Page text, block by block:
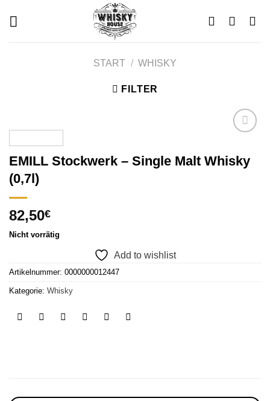
START / WHISKY
FILTER
Add to
EMILL Stockwerk – Single Malt Whisky
(0,7l)
82,50€
Nicht vorrätig
Add to wishlist
Artikelnummer: 0000000012447
Kategorie: Whisky